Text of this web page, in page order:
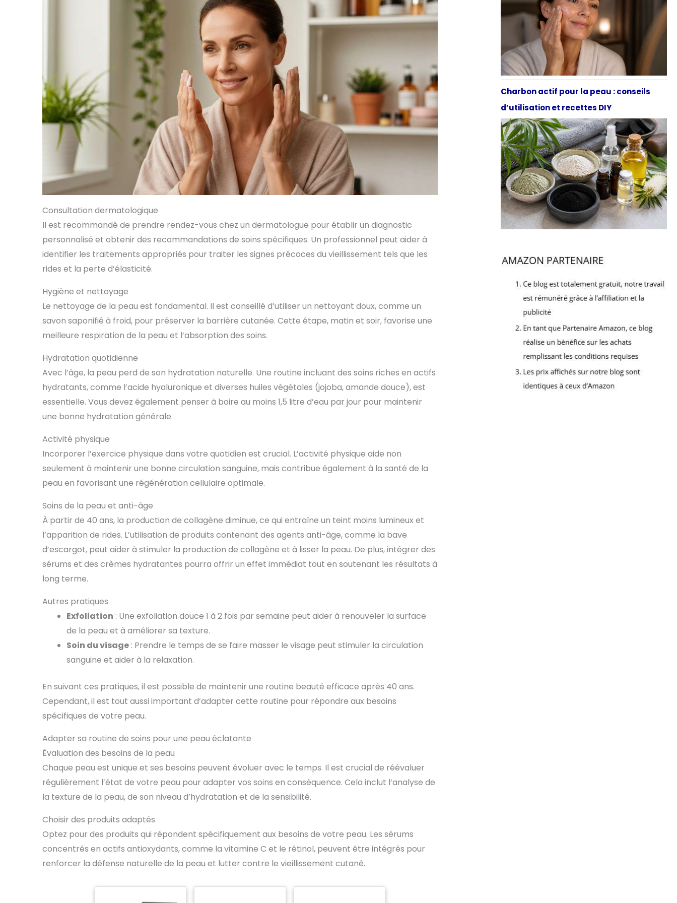
Consultation dermatologique
Il est recommandé de prendre rendez-vous chez un dermatologue pour établir un diagnostic
personnalisé et obtenir des recommandations de soins spécifiques. Un professionnel peut aider à
identifier les traitements appropriés pour traiter les signes précoces du vieillissement tels que les
rides et la perte d’élasticité.
Hygiène et nettoyage
Le nettoyage de la peau est fondamental. Il est conseillé d’utiliser un nettoyant doux, comme un
savon saponifié à froid, pour préserver la barrière cutanée. Cette étape, matin et soir, favorise une
meilleure respiration de la peau et l’absorption des soins.
Hydratation quotidienne
Avec l’âge, la peau perd de son hydratation naturelle. Une routine incluant des soins riches en actifs
hydratants, comme l’acide hyaluronique et diverses huiles végétales (jojoba, amande douce), est
essentielle. Vous devez également penser à boire au moins 1,5 litre d’eau par jour pour maintenir
une bonne hydratation générale.
Activité physique
Incorporer l’exercice physique dans votre quotidien est crucial. L’activité physique aide non
seulement à maintenir une bonne circulation sanguine, mais contribue également à la santé de la
peau en favorisant une régénération cellulaire optimale.
Soins de la peau et anti-âge
À partir de 40 ans, la production de collagène diminue, ce qui entraîne un teint moins lumineux et
l’apparition de rides. L’utilisation de produits contenant des agents anti-âge, comme la bave
d’escargot, peut aider à stimuler la production de collagène et à lisser la peau. De plus, intégrer des
sérums et des crèmes hydratantes pourra offrir un effet immédiat tout en soutenant les résultats à
long terme.
Autres pratiques
Exfoliation : Une exfoliation douce 1 à 2 fois par semaine peut aider à renouveler la surface
de la peau et à améliorer sa texture.
Soin du visage : Prendre le temps de se faire masser le visage peut stimuler la circulation
sanguine et aider à la relaxation.
En suivant ces pratiques, il est possible de maintenir une routine beauté efficace après 40 ans.
Cependant, il est tout aussi important d’adapter cette routine pour répondre aux besoins
spécifiques de votre peau.
Adapter sa routine de soins pour une peau éclatante
Évaluation des besoins de la peau
Chaque peau est unique et ses besoins peuvent évoluer avec le temps. Il est crucial de réévaluer
régulièrement l’état de votre peau pour adapter vos soins en conséquence. Cela inclut l’analyse de
la texture de la peau, de son niveau d’hydratation et de la sensibilité.
Choisir des produits adaptés
Optez pour des produits qui répondent spécifiquement aux besoins de votre peau. Les sérums
concentrés en actifs antioxydants, comme la vitamine C et le rétinol, peuvent être intégrés pour
renforcer la défense naturelle de la peau et lutter contre le vieillissement cutané.
Charbon actif pour la peau : conseils
d’utilisation et recettes DIY